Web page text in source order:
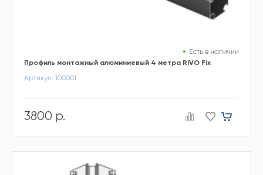
Есть в наличии
Профиль монтажный алюминиевый 4 метра RIVO Fix
Артикул: 100001
3800 р.